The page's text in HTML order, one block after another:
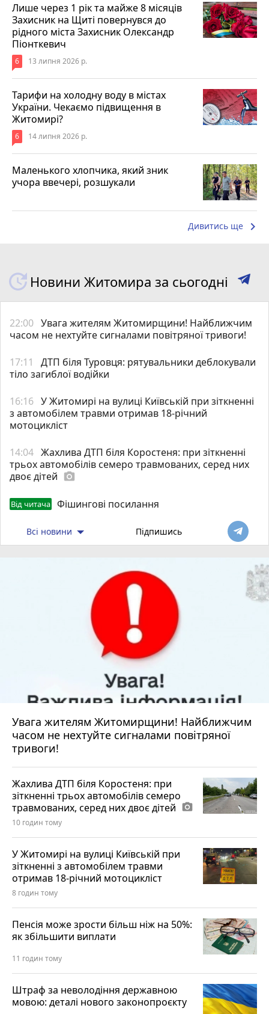
Лише через 1 рік та майже 8 місяців
Захисник на Щиті повернувся до
рідного міста Захисник Олександр
Піонткевич
6 13 липня 2026 р.
Тарифи на холодну воду в містах
України. Чекаємо підвищення в
Житомирі?
6 14 липня 2026 р.
Маленького хлопчика, який зник
учора ввечері, розшукали
Дивитись ще keyboard_arrow_right
Новини Житомира за сьогодні
22:00 Увага жителям Житомирщини! Найближчим
часом не нехтуйте сигналами повітряної тривоги!
17:11
ДТП біля Туровця: рятувальники деблокували
тіло загиблої водійки
16:16 У Житомирі на вулиці Київській при зіткненні
з автомобілем травми отримав 18-річний
мотоцикліст
14:04 Жахлива ДТП біля Коростеня: при зіткненні
трьох автомобілів семеро травмованих, серед них
двоє дітей photo_camera
Від читача Фішингові посилання
Всі новини Підпишись
Увага жителям Житомирщини! Найближчим
часом не нехтуйте сигналами повітряної
тривоги!
Жахлива ДТП біля Коростеня: при
зіткненні трьох автомобілів семеро
травмованих, серед них двоє дітей photo_camera
10 годин тому
У Житомирі на вулиці Київській при
зіткненні з автомобілем травми
отримав 18-річний мотоцикліст
8 годин тому
Пенсія може зрости більш ніж на 50%:
як збільшити виплати
11 годин тому
Штраф за неволодіння державною
мовою: деталі нового законопроєкту